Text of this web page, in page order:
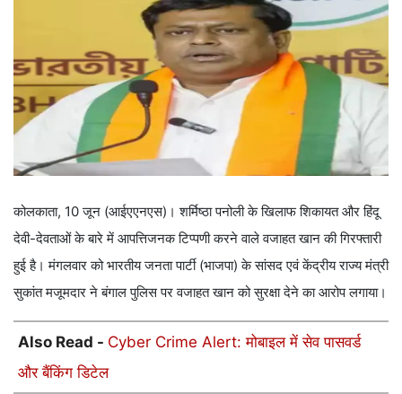
कोलकाता, 10 जून (आईएएनएस)। शर्मिष्ठा पनोली के खिलाफ शिकायत और हिंदू
देवी-देवताओं के बारे में आपत्तिजनक टिप्पणी करने वाले वजाहत खान की गिरफ्तारी
हुई है। मंगलवार को भारतीय जनता पार्टी (भाजपा) के सांसद एवं केंद्रीय राज्य मंत्री
सुकांत मजूमदार ने बंगाल पुलिस पर वजाहत खान को सुरक्षा देने का आरोप लगाया।
Also Read - Cyber Crime Alert: मोबाइल में सेव पासवर्ड
और बैंकिंग डिटेल